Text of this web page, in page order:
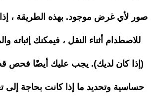
صور لأي غرض موجود. بهذه الطريقة ،
للاصطدام أثناء النقل ، فيمكنك إثباته
(إذا كان لديك). يجب عليك أيضًا فحص قطع
حساسية وتحديد ما إذا كانت بحاجة إلى